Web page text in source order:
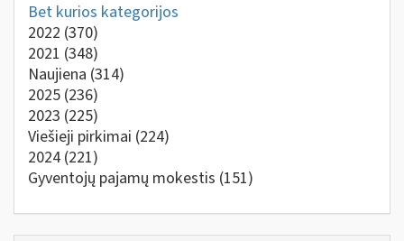
Bet kurios kategorijos
2022 (370)
2021 (348)
Naujiena (314)
2025 (236)
2023 (225)
Viešieji pirkimai (224)
2024 (221)
Gyventojų pajamų mokestis (151)